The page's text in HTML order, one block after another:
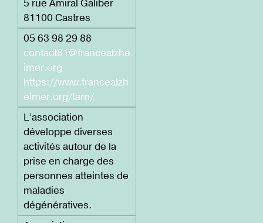
5 rue Amiral Galiber
81100 Castres
05 63 98 29 88
contact81@francealzhe
imer.org
https://www.francealzh
eimer.org/tarn/
L’association
développe diverses
activités autour de la
prise en charge des
personnes atteintes de
maladies
dégénératives.